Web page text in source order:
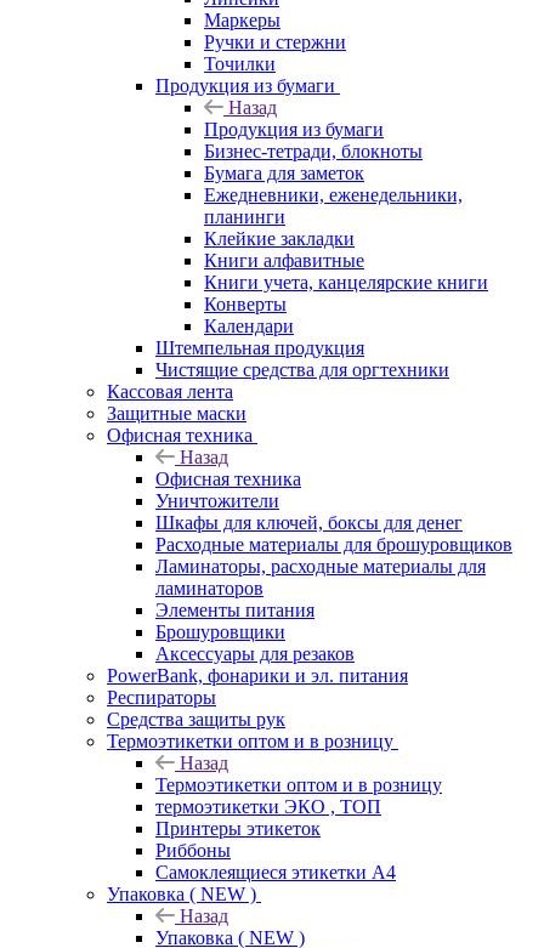
Маркеры
Ручки и стержни
Точилки
Продукция из бумаги
Назад
Продукция из бумаги
Бизнес-тетради, блокноты
Бумага для заметок
Ежедневники, еженедельники,
планинги
Клейкие закладки
Книги алфавитные
Книги учета, канцелярские книги
Конверты
Календари
Штемпельная продукция
Чистящие средства для оргтехники
Кассовая лента
Защитные маски
Офисная техника
Назад
Офисная техника
Уничтожители
Шкафы для ключей, боксы для денег
Расходные материалы для брошуровщиков
Ламинаторы, расходные материалы для
ламинаторов
Элементы питания
Брошуровщики
Аксессуары для резаков
PowerBank, фонарики и эл. питания
Респираторы
Средства защиты рук
Термоэтикетки оптом и в розницу
Назад
Термоэтикетки оптом и в розницу
термоэтикетки ЭКО , ТОП
Принтеры этикеток
Риббоны
Самоклеящиеся этикетки А4
Упаковка ( NEW )
Назад
Упаковка ( NEW )